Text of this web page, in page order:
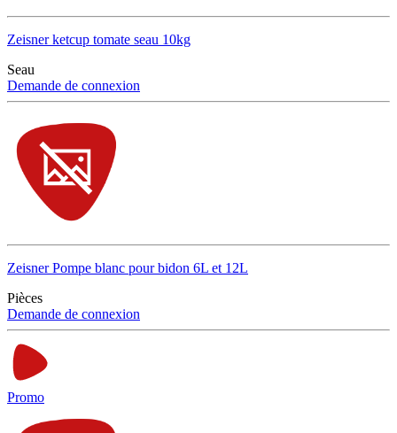
Zeisner ketcup tomate seau 10kg
Seau
Demande de connexion
Zeisner Pompe blanc pour bidon 6L et 12L
Pièces
Demande de connexion
Promo